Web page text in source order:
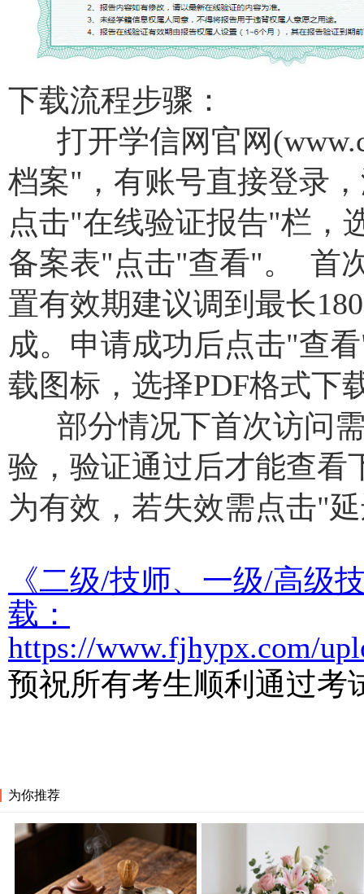
下载流程步骤：
打开学信网官网
档案"，有账号直接登录
点击"在线验证报告"栏，
备案表"点击"查看"。‌‌ 首
置有效期建议调到最长
成。申请成功后点击"查
载图标，选择PDF格式下
部分情况下首次访问
验，验证通过后才能查看
为有效，若失效需点击"
《二级/技师、一级/高级
载：
https://www.fjhypx.com/
预祝所有考生顺利通过考
为你推荐